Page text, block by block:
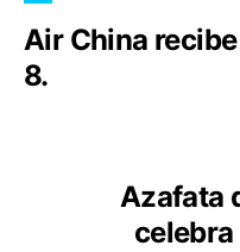
Air China
8.
Azafata